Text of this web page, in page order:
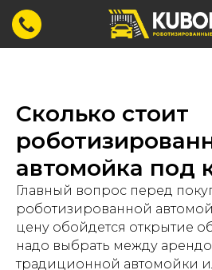
Сколько стоит
автомойка под
Главный вопрос перед
роботизированной
цену обойдется открытие
надо выбрать между
традиционной автомойки